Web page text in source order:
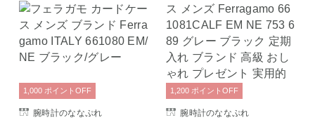
腕時計のななぷれ
1,000 ポイント OFF
腕時計のななぷれ
1,200 ポイント OFF